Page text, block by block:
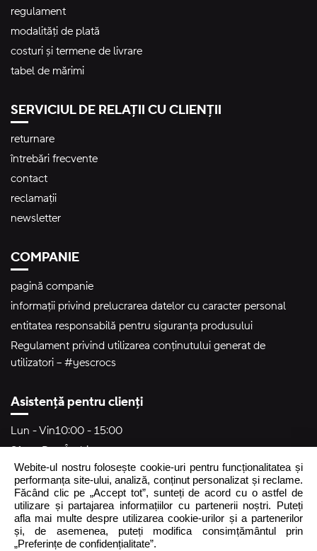
regulament
modalități de plată
costuri și termene de livrare
tabel de mărimi
SERVICIUL DE RELAȚII CU CLIENȚII
returnare
întrebări frecvente
contact
reclamații
newsletter
COMPANIE
pagină companie
informații privind prelucrarea datelor cu caracter personal
entitatea responsabilă pentru siguranța produsului
Regulament privind utilizarea conținutului generat de
utilizatori – #yescrocs
Asistență pentru clienți
Lun - Vin10:00 - 15:00
Sâm - DumÎnchis
crocs.ro@intersocks.pl
40
Webite-ul nostru folosește cookie-uri pentru funcționalitatea și
performanța site-ului, analiză, conținut personalizat și reclame.
Făcând clic pe „Accept tot”, sunteți de acord cu o astfel de
utilizare și partajarea informațiilor cu partenerii noștri. Puteți
afla mai multe despre utilizarea cookie-urilor și a partenerilor
și, de asemenea, puteți modifica consimțământul prin
„Preferințe de confidențialitate”.